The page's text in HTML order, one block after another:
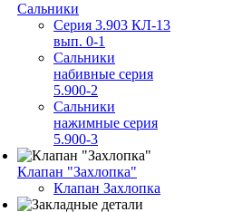
Сальники
Серия 3.903 КЛ-13
вып. 0-1
Сальники
набивные серия
5.900-2
Сальники
нажимные серия
5.900-3
Клапан "Захлопка"
Клапан Захлопка